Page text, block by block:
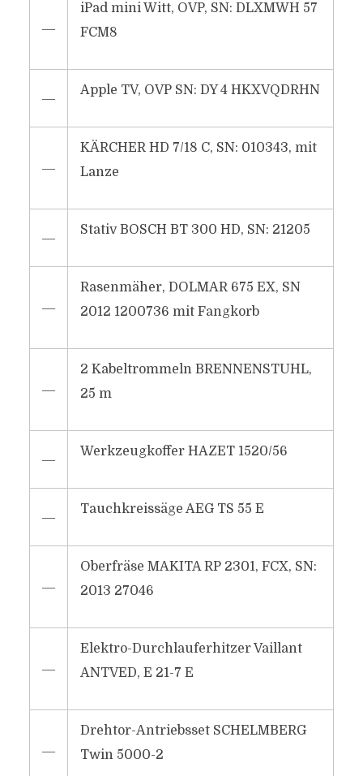
―
iPad mini Witt, OVP, SN: DLXMWH 57
FCM8
―
Apple TV, OVP SN: DY 4 HKXVQDRHN
―
KÄRCHER HD 7/18 C, SN: 010343, mit
Lanze
―
Stativ BOSCH BT 300 HD, SN: 21205
―
Rasenmäher, DOLMAR 675 EX, SN
2012 1200736 mit Fangkorb
―
2 Kabeltrommeln BRENNENSTUHL,
25 m
―
Werkzeugkoffer HAZET 1520/56
―
Tauchkreissäge AEG TS 55 E
―
Oberfräse MAKITA RP 2301, FCX, SN:
2013 27046
―
Elektro-Durchlauferhitzer Vaillant
ANTVED, E 21-7 E
―
Drehtor-Antriebsset SCHELMBERG
Twin 5000-2